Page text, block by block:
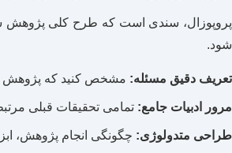
پروپوزال، سندی است که طرح کلی پژوهش
شود.
تعریف دقیق مسئله: مشخص کنید که پژوهش
مرور ادبیات جامع: تمامی تحقیقات قبلی
طراحی متدولوژی: چگونگی انجام پژوهش،